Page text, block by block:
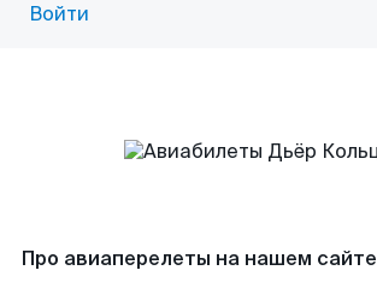
Войти
Про авиаперелеты на нашем сайте